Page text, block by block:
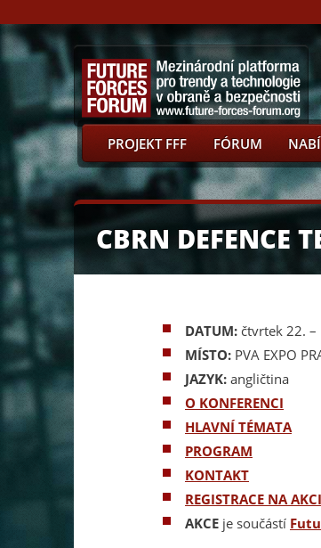
PROJEKT FFF FÓRUM
CBRN DEFENCE
DATUM: čtvrtek 22.
MÍSTO: PVA EXPO
JAZYK: angličtina
O KONFERENCI
HLAVNÍ TÉMATA
PROGRAM
KONTAKT
REGISTRACE NA
AKCE je součástí